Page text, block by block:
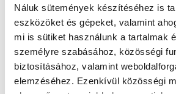
Náluk sütemények készítéséhez is
eszközöket és gépeket, valamint
mi is sütiket használunk a tartalmak
személyre szabásához, közösségi
biztosításához, valamint
elemzéséhez. Ezenkívül közösségi
393.450Ft
(309.803Ft+
KOSÁRBA